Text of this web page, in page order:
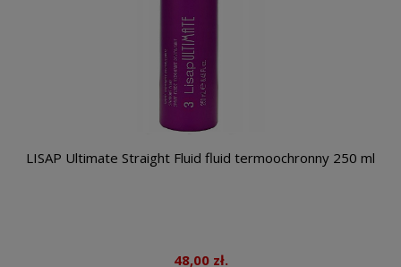
LISAP Ultimate Straight Fluid fluid termoochronny 250 ml
48,00 zł.